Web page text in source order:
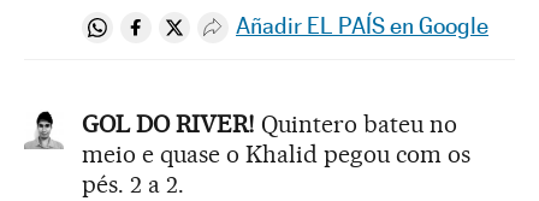
Compartir en Whatsapp
Compartir en Facebook
Compartir en Twitter
Desplegar Redes Sociales
Añadir EL PAÍS en Google
GOL DO RIVER! Quintero bateu no
meio e quase o Khalid pegou com os
pés. 2 a 2.